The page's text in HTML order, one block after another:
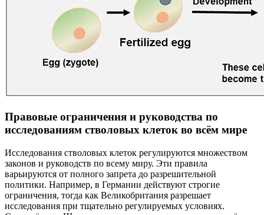
Правовые ограничения и руководства по
исследованиям стволовых клеток во всём мире
Исследования стволовых клеток регулируются множеством
законов и руководств по всему миру. Эти правила
варьируются от полного запрета до разрешительной
политики. Например, в Германии действуют строгие
ограничения, тогда как Великобритания разрешает
исследования при тщательно регулируемых условиях.